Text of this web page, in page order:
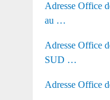
Adresse Office
au …
Adresse Office
SUD …
Adresse Office